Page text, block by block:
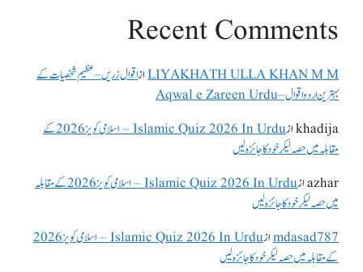
Recent Comments
LIYAKHATH ULLA KHAN M Mازاقوال زریں – عظیم شخصیات کے
بہترین اردو اقوال – Aqwal e Zareen Urdu
khadijaاز
Islamic Quiz 2026 In Urdu – اسلامی کویز 2026 کے
مقابلہ میں حصہ لیکر خود کا جائزہ لیں
azharاز
Islamic Quiz 2026 In Urdu – اسلامی کویز 2026 کے مقابلہ
میں حصہ لیکر خود کا جائزہ لیں
mdasad787از
Islamic Quiz 2026 In Urdu – اسلامی کویز 2026
کے مقابلہ میں حصہ لیکر خود کا جائزہ لیں